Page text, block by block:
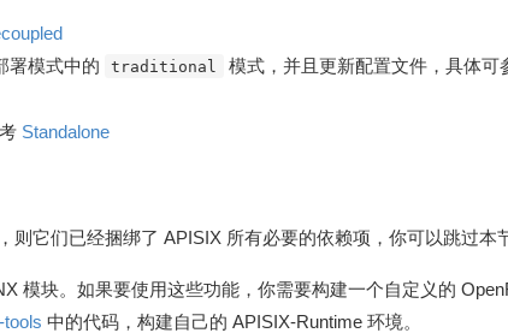
署模式中的
traditional
模式，并且更新配置文件，具体可
Standalone
则它们已经捆绑了 APISIX 所有必要的依赖项，你可以跳过本
模块。如果要使用这些功能，你需要构建一个自定义的
tools 中的代码，构建自己的 APISIX-Runtime 环境。